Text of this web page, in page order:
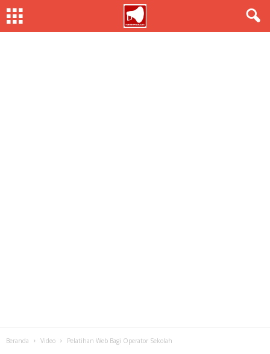
Beranda Video Pelatihan Web Bagi Operator Sekolah